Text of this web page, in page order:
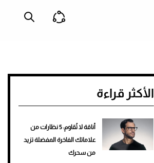
الأكثر قراءة
أناقة لا تُقاوم: 5 نظارات من
علاماتك الفاخرة المفضلة تزيد
من سحرك